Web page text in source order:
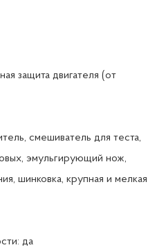
защита двигателя (от
смешиватель для теста,
эмульгирующий нож,
шинковка, крупная и мелкая
да